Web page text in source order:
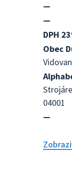
—
—
DPH
Obec
04001
—